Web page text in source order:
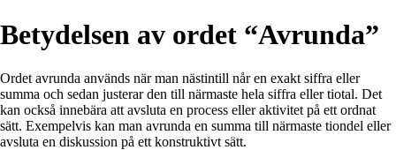
Betydelsen av ordet “Avrunda”
Ordet avrunda används när man nästintill når en exakt siffra eller
summa och sedan justerar den till närmaste hela siffra eller tiotal. Det
kan också innebära att avsluta en process eller aktivitet på ett ordnat
sätt. Exempelvis kan man avrunda en summa till närmaste tiondel eller
avsluta en diskussion på ett konstruktivt sätt.